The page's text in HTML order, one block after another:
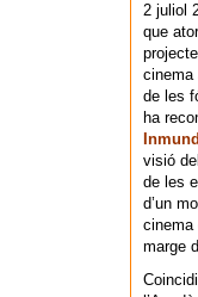
2 juliol
que
cinema
de les
ha
visió
de les
d’un
cinema
marge